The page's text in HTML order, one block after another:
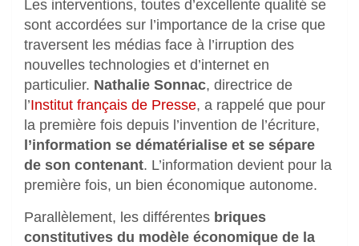
Les interventions, toutes d’excellente qualité se
sont accordées sur l’importance de la crise que
traversent les médias face à l’irruption des
nouvelles technologies et d’internet en
particulier. Nathalie Sonnac, directrice de
l’Institut français de Presse, a rappelé que pour
la première fois depuis l’invention de l’écriture,
l’information se dématérialise et se sépare
de son contenant. L’information devient pour la
première fois, un bien économique autonome.
Parallèlement, les différentes briques
constitutives du modèle économique de la